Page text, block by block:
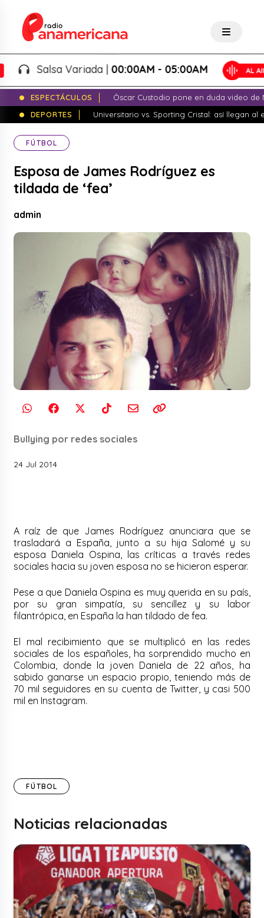
Salsa Variada |00:00AM - 05:00AM
ESPECTÁCULOS
Óscar Custodio pone en duda video de
DEPORTES
Universitario vs. Sporting Cristal: así llegan al
FÚTBOL
Esposa de James Rodríguez es
tildada de ‘fea’
admin
Bullying por redes sociales
24 Jul 2014
A raíz de que James Rodríguez anunciara que se
trasladará a España, junto a su hija Salomé y su
esposa Daniela Ospina, las críticas a través redes
sociales hacia su joven esposa no se hicieron esperar.
Pese a que Daniela Ospina es muy querida en su país,
por su gran simpatía, su sencillez y su labor
filantrópica, en España la han tildado de fea.
El mal recibimiento que se multiplicó en las redes
sociales de los españoles, ha sorprendido mucho en
Colombia, donde la joven Daniela de 22 años, ha
sabido ganarse un espacio propio, teniendo más de
70 mil seguidores en su cuenta de Twitter, y casi 500
mil en Instagram.
FÚTBOL
Noticias relacionadas